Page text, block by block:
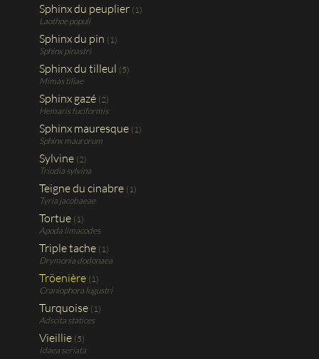
Sphinx du peuplier (1)
Laothoe populi
Sphinx du pin (1)
Sphinx pinastri
Sphinx du tilleul (5)
Mimas tiliae
Sphinx gazé (2)
Hemaris fuciformis
Sphinx mauresque (1)
Sphinx maurorum
Sylvine (2)
Triodia sylvina
Teigne du cinabre (1)
Tyria jacobaeae
Tortue (1)
Apoda limacodes
Triple tache (1)
Drymonia dodonaea
Tröenière (1)
Craniophora lugustri
Turquoise (1)
Adscita statices
Vieillie (5)
Idaea seriata